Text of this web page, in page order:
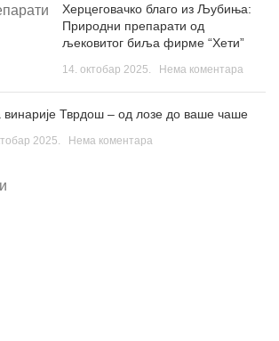
Херцеговачко благо из Љубиња:
Природни препарати од
љековитог биља фирме “Хети”
14. октобар 2025. Нема коментара
винарије Тврдош – од лозе до ваше чаше
2025. Нема коментара